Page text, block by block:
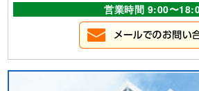
営業時間 9:00〜